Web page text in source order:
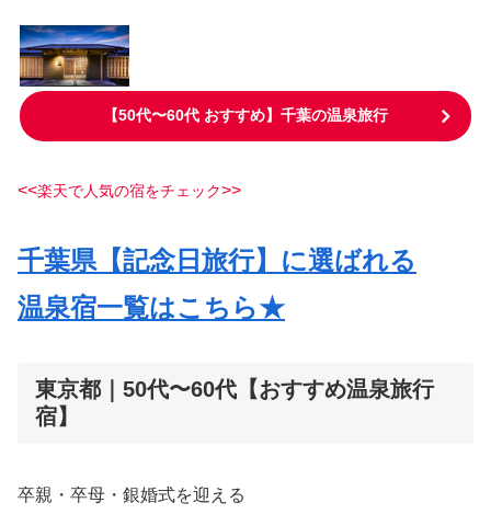
【50代〜60代 おすすめ】千葉の温泉旅行
<<楽天で人気の宿をチェック>>
千葉県【記念日旅行】に選ばれる
温泉宿一覧はこちら★
東京都｜50代〜60代【おすすめ温泉旅行
宿】
卒親・卒母・銀婚式を迎える